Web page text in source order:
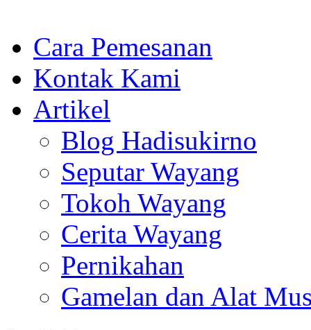
Cara Pemesanan
Kontak Kami
Artikel
Blog Hadisukirno
Seputar Wayang
Tokoh Wayang
Cerita Wayang
Pernikahan
Gamelan dan Alat